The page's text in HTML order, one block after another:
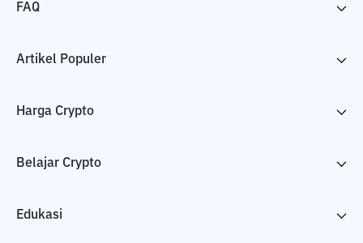
FAQ
Artikel Populer
Harga Crypto
Belajar Crypto
Edukasi